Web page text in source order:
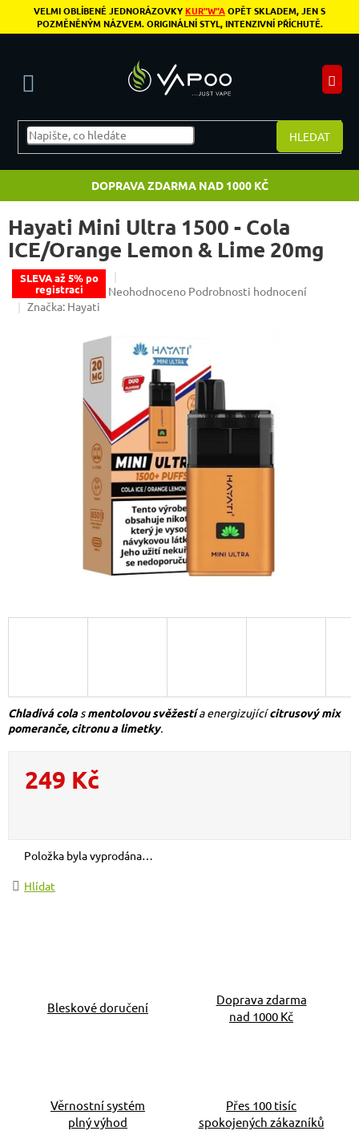
Přejít na obsah
VELMI OBLÍBENÉ JEDNORÁZOVKYKUR"W"AOPĚT SKLADEM, JEN S
POZMĚNĚNÝM NÁZVEM. ORIGINÁLNÍ STYL, INTENZIVNÍ PŘÍCHUTĚ.
HLEDAT
DOPRAVA ZDARMA NAD 1000 KČ
Hayati Mini Ultra 1500 - Cola
ICE/Orange Lemon & Lime 20mg
SLEVA až 5% po
registraci
Průměrné hodnocení produktu je 0,0 z 5
Neohodnoceno Podrobnosti hodnocení
Značka: Hayati
249 Kč
Položka byla vyprodána…
Chladivá cola smentolovou svěžestía energizujícícitrusový mix
pomeranče, citronu a limetky.
Hlídat
Bleskové doručení
Doprava zdarma
nad 1000 Kč
Věrnostní systém
plný výhod
Přes 100 tisíc
spokojených zákazníků